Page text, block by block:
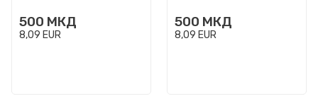
500 МКД
8,09 EUR
500 МКД
8,09 EUR